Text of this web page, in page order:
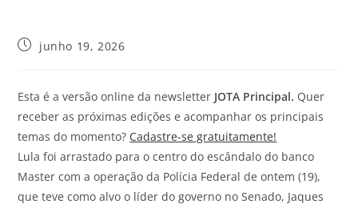
junho 19, 2026
Esta é a versão online da newsletter JOTA Principal. Quer
receber as próximas edições e acompanhar os principais
temas do momento? Cadastre-se gratuitamente!
Lula foi arrastado para o centro do escândalo do banco
Master com a operação da Polícia Federal de ontem (19),
que teve como alvo o líder do governo no Senado, Jaques